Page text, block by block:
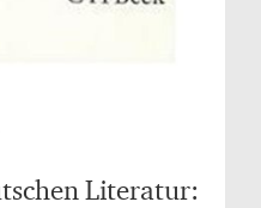
Literatur: